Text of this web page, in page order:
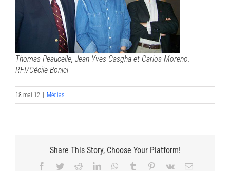
Thomas Peaucelle, Jean-Yves Casgha et Carlos Moreno.
RFI/Cécile Bonici
18 mai 12 Médias
Share This Story, Choose Your Platform!
Facebook
TwitterRedditLinkedInWhatsApp
Tumblr Pinterest
Vk Email